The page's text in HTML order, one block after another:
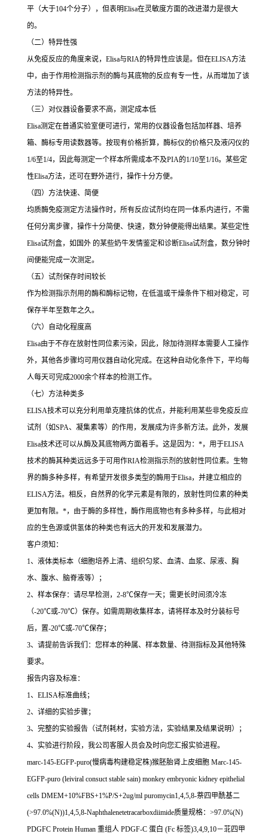
平（大于104个分子），但表明Elisa在灵敏度方面的改进潜力是很大
的。
（二）特异性强
从免疫反应的角度来说， Elisa与RIA的特异性应该是。但在ELISA方法
中，由于作用检测指示剂的酶与其底物的反应有专一性，从而增加了该
方法的特异性。
（三）对仪器设备要求不高，测定成本低
Elisa测定在普通实验室便可进行，常用的仪器设备包括加样器、培养
箱、酶标专用读数器等。按现有价格折算，酶标仪的价格只及液闪仪的
1/6至1/4，因此每测定一个样本所需成本不及PIA的1/10至1/16。某些定
性Elisa方法，还可在野外进行，操作十分方便。
（四）方法快速、简便
均质酶免疫测定方法操作时，所有反应试剂均在同一体系内进行，不需
任何分离步骤，操作十分简便、快速，数分钟便能得出结果。某些定性
Elisa试剂盒，如国外 的某些奶牛发情鉴定和诊断Elisa试剂盒，数分钟时
间便能完成一次测定。
（五）试剂保存时间较长
作为检测指示剂用的酶和酶标记物，在低温或干燥条件下相对稳定，可
保存半年至数年之久。
（六）自动化程度高
Elisa由于不存在放射性同位素污染，因此，除加待测样本需要人工操作
外，其他各步骤均可用仪器自动化完成。在这种自动化条件下，平均每
人每天可完成2000余个样本的检测工作。
（七）方法种类多
ELISA技术可以充分利用单克隆抗体的优点，并能利用某些非免疫反应
试剂（如SPA、凝集素等）的作用，发展成为许多新方法。此外，发展
Elisa技术还可以从酶及其底物两方面着手。这是因为： *，用于ELISA
技术的酶其种类远远多于可用作RIA检测指示剂的放射性同位素。生物
界的酶多种多样，有希望开发很多类型的酶用于Elisa，并建立相应的
ELISA方法。相反，自然界的化学元素是有限的，放射性同位素的种类
更加有限。 *，由于酶的多样性，酶作用底物也有多种多样，与此相对
应的生色源或供氢体的种类也有远大的开发和发展潜力。
客户须知：
1、液体类标本（细胞培养上清、组织匀浆、血清、血浆、尿液、胸
水、腹水、脑脊液等）；
2、样本保存：请尽早检测， 2-8℃保存一天；需更长时间须冷冻
（-20℃或-70℃）保存。如需周期收集样本，请将样本及时分装标号
后，置-20℃或-70℃保存；
3、请提前告诉我们：您样本的种属、样本数量、待测指标及其他特殊
要求。
报告内容及标准：
1、 ELISA标准曲线；
2、详细的实验步骤；
3、完整的实验报告（试剂耗材，实验方法，实验结果及结果说明）；
4、实验进行阶段，我公司客服人员会及时向您汇报实验进程。
marc-145-EGFP-puro(慢病毒构建稳定株)猴胚胎肾上皮细胞 Marc-145-
EGFP-puro (leiviral consuct stable sain) monkey embryonic kidney epithelial
cells DMEM+10%FBS+1%P/S+2ug/ml puromycin1,4,5,8-萘四甲酰基二
(>97.0%(N))1,4,5,8-Naphthalenetetracarboxdiimide质量规格： >97.0%(N)
PDGFC Protein Human 重组人 PDGF-C 蛋白 (Fc 标签)3,4,9,10－苝四甲